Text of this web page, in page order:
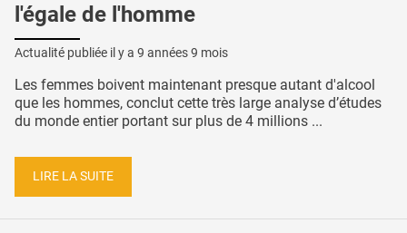
l'égale de l'homme
Actualité publiée il y a 9 années 9 mois
Les femmes boivent maintenant presque autant d'alcool
que les hommes, conclut cette très large analyse d’études
du monde entier portant sur plus de 4 millions ...
LIRE LA SUITE